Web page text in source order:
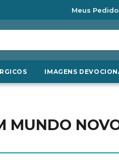
Meus
IMAGENS
MUNDO